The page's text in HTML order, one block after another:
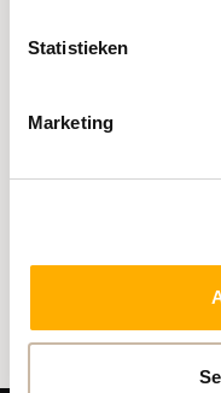
Statistieken
Marketing
Verstuur